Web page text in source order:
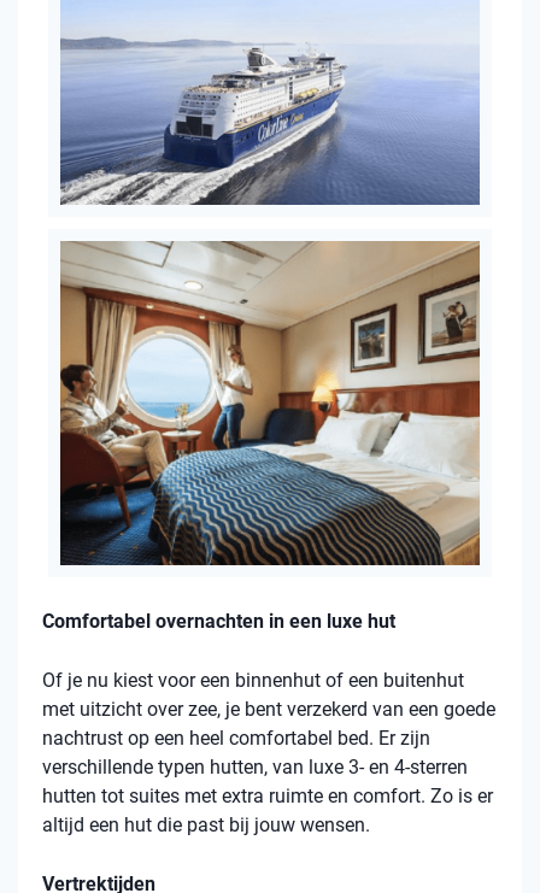
Comfortabel overnachten in een luxe hut
Of je nu kiest voor een binnenhut of een buitenhut
met uitzicht over zee, je bent verzekerd van een goede
nachtrust op een heel comfortabel bed. Er zijn
verschillende typen hutten, van luxe 3- en 4-sterren
hutten tot suites met extra ruimte en comfort. Zo is er
altijd een hut die past bij jouw wensen.
Vertrektijden